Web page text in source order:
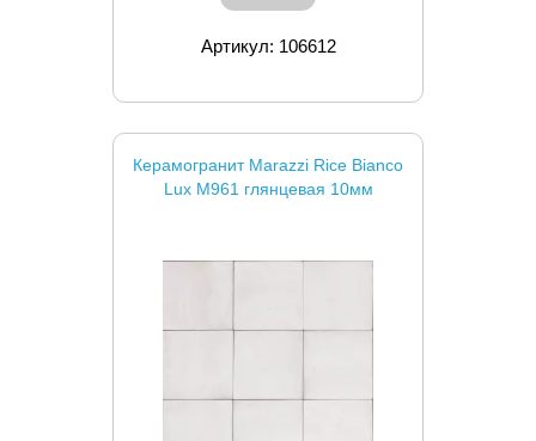
Артикул: 106612
Керамогранит Marazzi Rice Bianco
Lux M961 глянцевая 10мм